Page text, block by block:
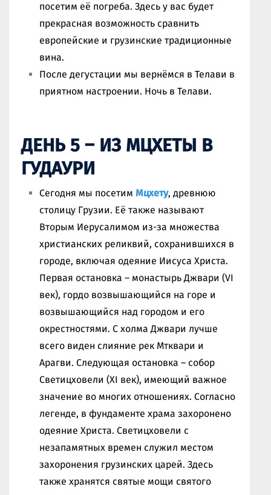
посетим её погреба. Здесь у вас будет
прекрасная возможность сравнить
европейские и грузинские традиционные
вина.
После дегустации мы вернёмся в Телави в
приятном настроении. Ночь в Телави.
ДЕНЬ 5 – ИЗ МЦХЕТЫ В
ГУДАУРИ
Сегодня мы посетим Мцхету, древнюю
столицу Грузии. Её также называют
Вторым Иерусалимом из-за множества
христианских реликвий, сохранившихся в
городе, включая одеяние Иисуса Христа.
Первая остановка – монастырь Джвари (VI
век), гордо возвышающийся на горе и
возвышающийся над городом и его
окрестностями. С холма Джвари лучше
всего виден слияние рек Мтквари и
Арагви. Следующая остановка – собор
Светицховели (XI век), имеющий важное
значение во многих отношениях. Согласно
легенде, в фундаменте храма захоронено
одеяние Христа. Светицховели с
незапамятных времен служил местом
захоронения грузинских царей. Здесь
также хранятся святые мощи святого